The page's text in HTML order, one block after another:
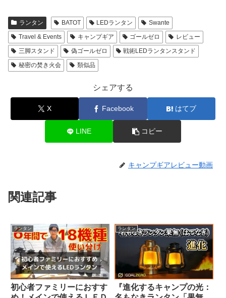
ランタン BATOT LEDランタン
Swante
Travel & Events
キャンプギア ゴールゼロ
レビュー
三脚スタンド
偽ゴールゼロ
戦術LEDランタンスタンド
秘密の焚き火会
類似品
シェアする
X Facebook はてブ
LINE コピー
キャンプギアレビュー動画
関連記事
ランタン
初心者ファミリーにおすす
ランタン
『進化するキャンプの光：